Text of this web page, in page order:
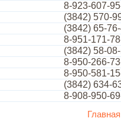
8-923-607-
(3842) 570-
(3842) 65-
8-951-171-
(3842) 58-
8-950-266-
8-950-581-
(3842) 634-
8-908-950-
Главная